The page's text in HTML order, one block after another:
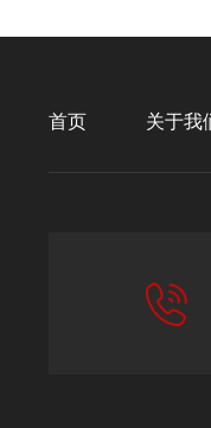
首页 关于我